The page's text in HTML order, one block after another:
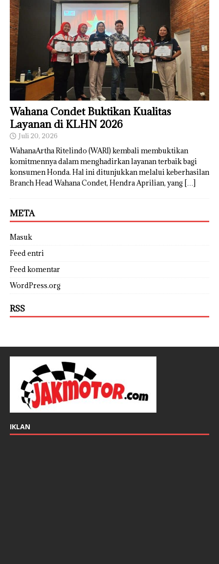
Wahana Condet Buktikan Kualitas
Layanan di KLHN 2026
Juli 20, 2026
WahanaArtha Ritelindo (WARI) kembali membuktikan
komitmennya dalam menghadirkan layanan terbaik bagi
konsumen Honda. Hal ini ditunjukkan melalui keberhasilan
Branch Head Wahana Condet, Hendra Aprilian, yang […]
META
Masuk
Feed entri
Feed komentar
WordPress.org
RSS
IKLAN